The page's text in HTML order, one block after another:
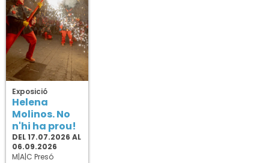
Exposició
Helena
Molinos. No
n'hi ha prou!
DEL 17.07.2026 AL
06.09.2026
M|A|C Presó